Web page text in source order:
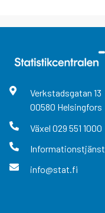
Verkstadsgatan 13
00580 Helsingfors
Växel 029 551 1000
Informationstjänst
info@stat.fi